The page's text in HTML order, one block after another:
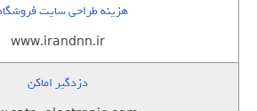
هزینه طراحی سایت
www.irandnn.ir
دزدگیر اماکن